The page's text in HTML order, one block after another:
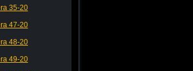
35-20
47-20
48-20
49-20